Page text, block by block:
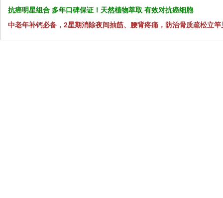
抗癌明星组合 多年口碑保证！天然植物萃取 有效对抗癌细胞
中老年补钙必备，2星期消除夜间抽筋、腰背疼痛，防治骨质疏松立竿